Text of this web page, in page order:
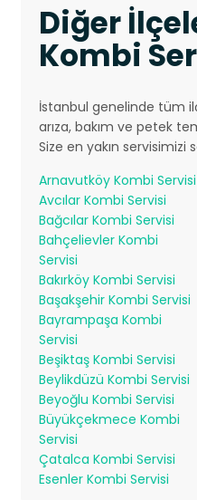
Diğer
Kombi
İstanbul genelinde tüm
arıza, bakım ve petek
Size en yakın servisimizi
Arnavutköy Kombi Servisi
Avcılar Kombi Servisi
Bağcılar Kombi Servisi
Bahçelievler Kombi
Servisi
Bakırköy Kombi Servisi
Başakşehir Kombi Servisi
Bayrampaşa Kombi
Servisi
Beşiktaş Kombi Servisi
Beylikdüzü Kombi Servisi
Beyoğlu Kombi Servisi
Büyükçekmece Kombi
Servisi
Çatalca Kombi Servisi
Esenler Kombi Servisi